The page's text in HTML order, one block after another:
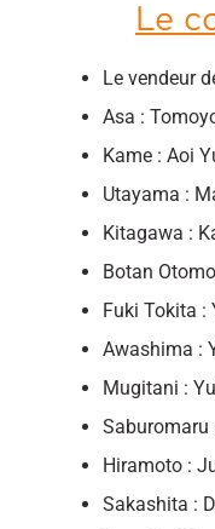
Le
Le vendeur
Asa :
Kame : Aoi
Utayama :
Kitagawa :
Botan
Fuki Tokita :
Awashima :
Mugitani :
Saburomaru
Hiramoto :
Sakashita :